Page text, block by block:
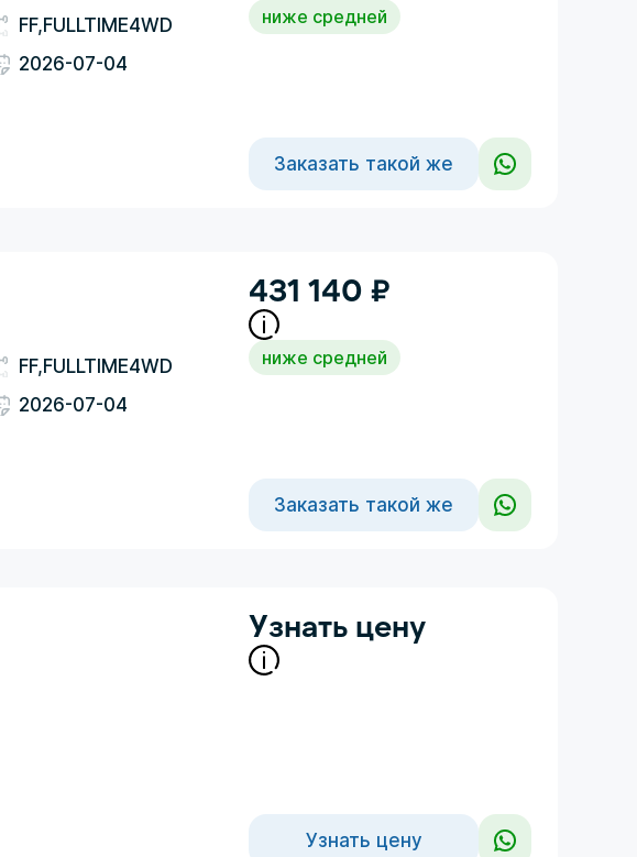
FF,FULLTIME4WD
2026-07-04
ниже средней
Заказать такой же
FF,FULLTIME4WD
2026-07-04
431 140 ₽
ниже средней
Заказать такой же
Узнать цену
Узнать цену